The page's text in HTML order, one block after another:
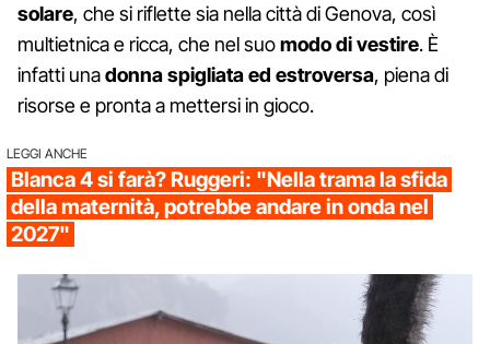
solare, che si riflette sia nella città di Genova, così
multietnica e ricca, che nel suomodo di vestire. È
infatti unadonna spigliata ed estroversa, piena di
risorse e pronta a mettersi in gioco.
LEGGI ANCHE
Blanca 4 si farà? Ruggeri: "Nella trama la sfida
della maternità, potrebbe andare in onda nel
2027"